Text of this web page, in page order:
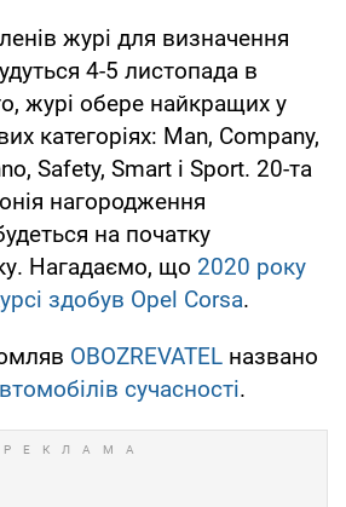
журі для визначення
4-5 листопада в
журі обере найкращих у
категоріях: Man, Company,
Safety, Smart і Sport. 20-та
нагородження
на початку
Нагадаємо, що 2020 року
здобув Opel Corsa.
OBOZREVATEL названо
сучасності.